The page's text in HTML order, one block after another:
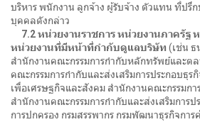
บริหาร พนักงาน ลูกจ้าง ผู้รับจ้าง ตัวแทน ที่ปรึ
บุคคลดังกล่าว
7.2 หน่วยงานราชการ หน่วยงานภาครัฐ
หน่วยงานที่มีหน้าที่กำกับดูแลบริษัท (เช่น ธ
สำนักงานคณะกรรมการกำกับหลักทรัพย์และต
คณะกรรมการกำกับและส่งเสริมการประกอบธุร
เพื่อเศรษฐกิจและสังคม สำนักงานคณะกรรมกา
สำนักงานคณะกรรมการกำกับและส่งเสริมการป
การปกครอง กรมสรรพากร กรมพัฒนาธุรกิจกา